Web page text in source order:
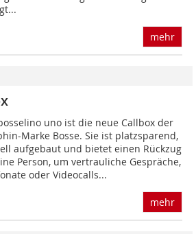
mehr
uno ist die neue Callbox der
Marke Bosse. Sie ist platzsparend,
aufgebaut und bietet einen Rückzug
Person, um vertrauliche Gespräche,
oder Videocalls...
mehr